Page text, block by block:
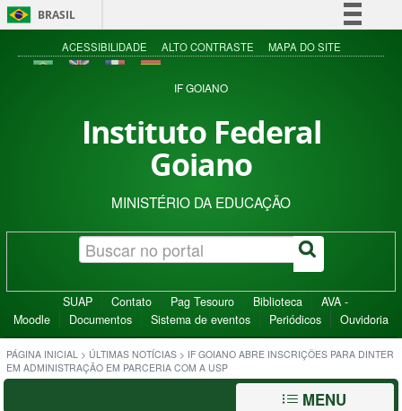
BRASIL
Simplifique!
Acesso à informação
ACESSIBILIDADE ALTO CONTRASTE MAPA DO SITE
IF GOIANO
Instituto Federal
Goiano
MINISTÉRIO DA EDUCAÇÃO
SUAP Contato Pag Tesouro Biblioteca
AVA -
Moodle
Documentos Sistema de eventos Periódicos Ouvidoria
PÁGINA INICIAL > ÚLTIMAS NOTÍCIAS > IF GOIANO ABRE INSCRIÇÕES PARA DINTER
EM ADMINISTRAÇÃO EM PARCERIA COM A USP
MENU